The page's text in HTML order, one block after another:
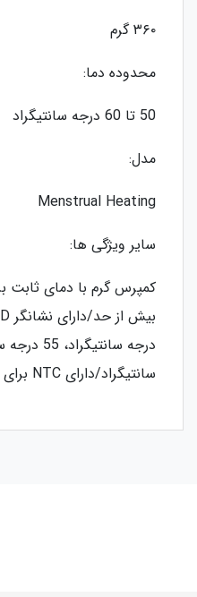
۳۶۰ گرم
محدوده دما:
50 تا 60 درجه سانتیگراد
مدل:
Menstrual Heating
سایر ویژگی ها:
کمپرس گرم با دمای ثابت
سانتیگراد/دارای NTC برای دمای ثابت